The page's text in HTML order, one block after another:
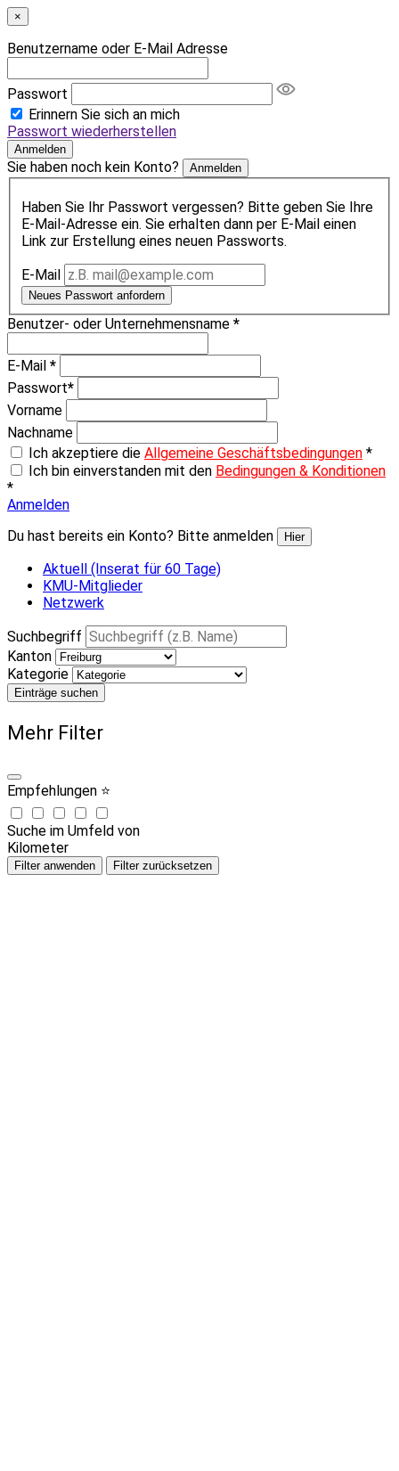
×
Benutzername oder E-Mail Adresse
Passwort
Erinnern Sie sich an mich
Passwort wiederherstellen
Anmelden
Sie haben noch kein Konto? Anmelden
Haben Sie Ihr Passwort vergessen? Bitte geben Sie Ihre
E-Mail-Adresse ein. Sie erhalten dann per E-Mail einen
Link zur Erstellung eines neuen Passworts.
E-Mail
Neues Passwort anfordern
Benutzer- oder Unternehmensname *
E-Mail *
Passwort*
Vorname
Nachname
Ich akzeptiere die Allgemeine Geschäftsbedingungen *
Ich bin einverstanden mit den Bedingungen & Konditionen
*
Anmelden
Du hast bereits ein Konto? Bitte anmelden
Hier
Aktuell (Inserat für 60 Tage)
KMU-Mitglieder
Netzwerk
Suchbegriff
Kanton
Kategorie
Einträge suchen
Mehr Filter
Empfehlungen ⭐
Suche im Umfeld von
Kilometer
Filter anwenden Filter zurücksetzen